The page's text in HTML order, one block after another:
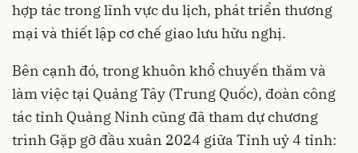
hợp tác trong lĩnh vực du lịch, phát triển thương
mại và thiết lập cơ chế giao lưu hữu nghị.
Bên cạnh đó, trong khuôn khổ chuyến thăm và
làm việc tại Quảng Tây (Trung Quốc), đoàn công
tác tỉnh Quảng Ninh cũng đã tham dự chương
trình Gặp gỡ đầu xuân 2024 giữa Tỉnh uỷ 4 tỉnh: